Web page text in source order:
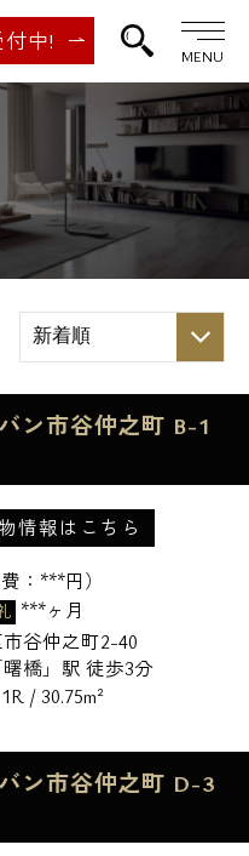
中!
MENU
ン市谷仲之町 B-1
情報はこちら
： ***円）
***ヶ月
谷仲之町2-40
橋」駅 徒歩3分
/ 30.75m²
ン市谷仲之町 D-3